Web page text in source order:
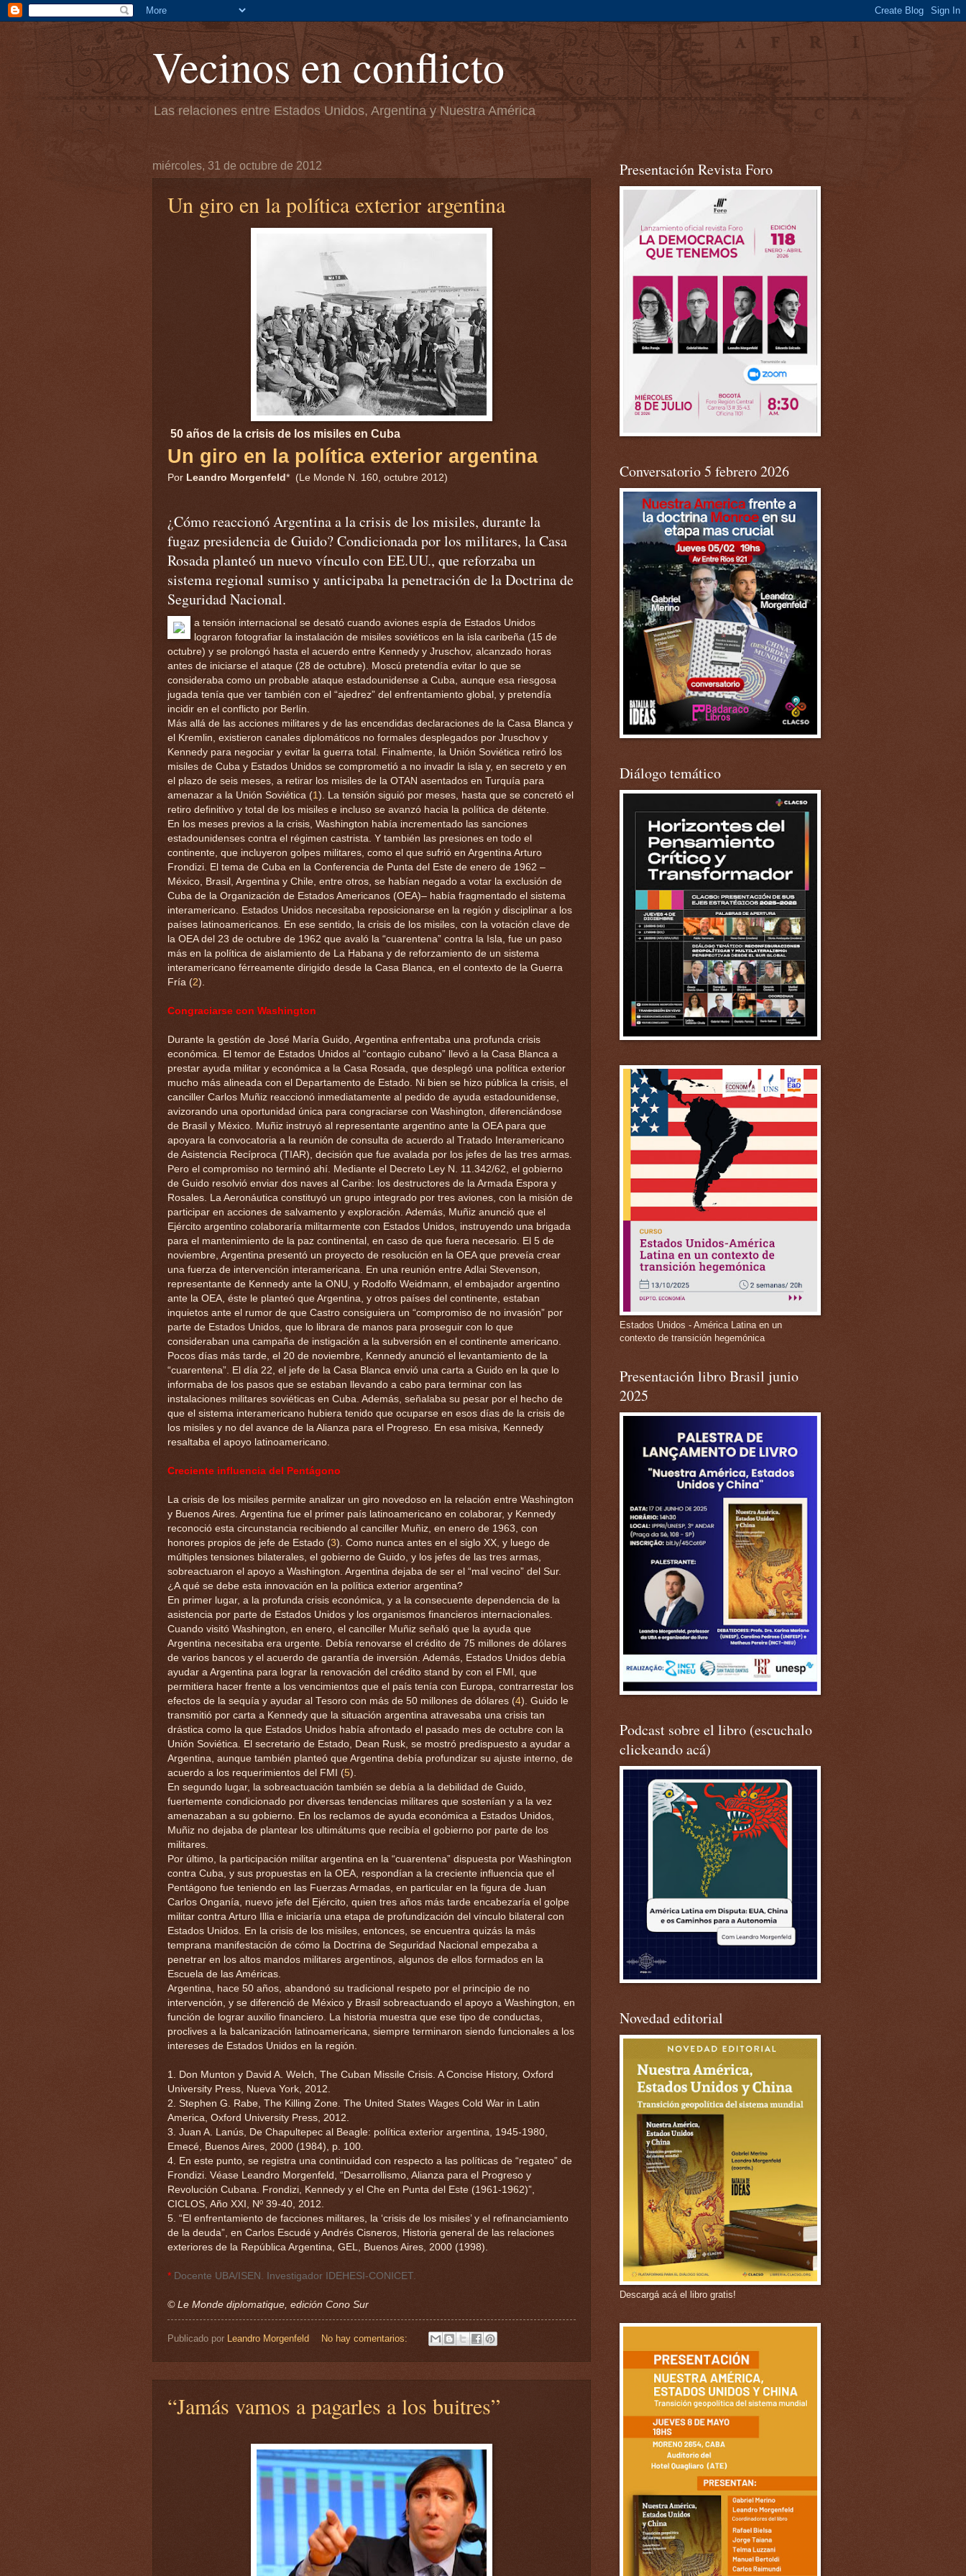
Vecinos en conflicto
Las relaciones entre Estados Unidos, Argentina y Nuestra América
miércoles, 31 de octubre de 2012
Un giro en la política exterior argentina
50 años de la crisis de los misiles en Cuba
Un giro en la política exterior argentina
Por Leandro Morgenfeld * (Le Monde N. 160, octubre 2012)
¿Cómo reaccionó Argentina a la crisis de los misiles, durante la
fugaz presidencia de Guido? Condicionada por los militares, la Casa
Rosada planteó un nuevo vínculo con EE.UU., que reforzaba un
sistema regional sumiso y anticipaba la penetración de la Doctrina de
Seguridad Nacional.
a tensión internacional se desató cuando aviones espía de Estados Unidos
lograron fotografiar la instalación de misiles soviéticos en la isla caribeña (15 de
octubre) y se prolongó hasta el acuerdo entre Kennedy y Jruschov, alcanzado horas
antes de iniciarse el ataque (28 de octubre). Moscú pretendía evitar lo que se
consideraba como un probable ataque estadounidense a Cuba, aunque esa riesgosa
jugada tenía que ver también con el “ajedrez” del enfrentamiento global, y pretendía
incidir en el conflicto por Berlín.
Más allá de las acciones militares y de las encendidas declaraciones de la Casa Blanca y
el Kremlin, existieron canales diplomáticos no formales desplegados por Jruschov y
Kennedy para negociar y evitar la guerra total. Finalmente, la Unión Soviética retiró los
misiles de Cuba y Estados Unidos se comprometió a no invadir la isla y, en secreto y en
el plazo de seis meses, a retirar los misiles de la OTAN asentados en Turquía para
amenazar a la Unión Soviética (1 ). La tensión siguió por meses, hasta que se concretó el
retiro definitivo y total de los misiles e incluso se avanzó hacia la política de détente.
En los meses previos a la crisis, Washington había incrementado las sanciones
estadounidenses contra el régimen castrista. Y también las presiones en todo el
continente, que incluyeron golpes militares, como el que sufrió en Argentina Arturo
Frondizi. El tema de Cuba en la Conferencia de Punta del Este de enero de 1962 –
México, Brasil, Argentina y Chile, entre otros, se habían negado a votar la exclusión de
Cuba de la Organización de Estados Americanos (OEA)– había fragmentado el sistema
interamericano. Estados Unidos necesitaba reposicionarse en la región y disciplinar a los
países latinoamericanos. En ese sentido, la crisis de los misiles, con la votación clave de
la OEA del 23 de octubre de 1962 que avaló la “cuarentena” contra la Isla, fue un paso
más en la política de aislamiento de La Habana y de reforzamiento de un sistema
interamericano férreamente dirigido desde la Casa Blanca, en el contexto de la Guerra
Fría (2).
Congraciarse con Washington
Durante la gestión de José María Guido, Argentina enfrentaba una profunda crisis
económica. El temor de Estados Unidos al “contagio cubano” llevó a la Casa Blanca a
prestar ayuda militar y económica a la Casa Rosada, que desplegó una política exterior
mucho más alineada con el Departamento de Estado. Ni bien se hizo pública la crisis, el
canciller Carlos Muñiz reaccionó inmediatamente al pedido de ayuda estadounidense,
avizorando una oportunidad única para congraciarse con Washington, diferenciándose
de Brasil y México. Muñiz instruyó al representante argentino ante la OEA para que
apoyara la convocatoria a la reunión de consulta de acuerdo al Tratado Interamericano
de Asistencia Recíproca (TIAR), decisión que fue avalada por los jefes de las tres armas.
Pero el compromiso no terminó ahí. Mediante el Decreto Ley N. 11.342/62, el gobierno
de Guido resolvió enviar dos naves al Caribe: los destructores de la Armada Espora y
Rosales. La Aeronáutica constituyó un grupo integrado por tres aviones, con la misión de
participar en acciones de salvamento y exploración. Además, Muñiz anunció que el
Ejército argentino colaboraría militarmente con Estados Unidos, instruyendo una brigada
para el mantenimiento de la paz continental, en caso de que fuera necesario. El 5 de
noviembre, Argentina presentó un proyecto de resolución en la OEA que preveía crear
una fuerza de intervención interamericana. En una reunión entre Adlai Stevenson,
representante de Kennedy ante la ONU, y Rodolfo Weidmann, el embajador argentino
ante la OEA, éste le planteó que Argentina, y otros países del continente, estaban
inquietos ante el rumor de que Castro consiguiera un “compromiso de no invasión” por
parte de Estados Unidos, que lo librara de manos para proseguir con lo que
consideraban una campaña de instigación a la subversión en el continente americano.
Pocos días más tarde, el 20 de noviembre, Kennedy anunció el levantamiento de la
“cuarentena”. El día 22, el jefe de la Casa Blanca envió una carta a Guido en la que lo
informaba de los pasos que se estaban llevando a cabo para terminar con las
instalaciones militares soviéticas en Cuba. Además, señalaba su pesar por el hecho de
que el sistema interamericano hubiera tenido que ocuparse en esos días de la crisis de
los misiles y no del avance de la Alianza para el Progreso. En esa misiva, Kennedy
resaltaba el apoyo latinoamericano.
Creciente influencia del Pentágono
La crisis de los misiles permite analizar un giro novedoso en la relación entre Washington
y Buenos Aires. Argentina fue el primer país latinoamericano en colaborar, y Kennedy
reconoció esta circunstancia recibiendo al canciller Muñiz, en enero de 1963, con
honores propios de jefe de Estado (3). Como nunca antes en el siglo XX, y luego de
múltiples tensiones bilaterales, el gobierno de Guido, y los jefes de las tres armas,
sobreactuaron el apoyo a Washington. Argentina dejaba de ser el “mal vecino” del Sur.
¿A qué se debe esta innovación en la política exterior argentina?
En primer lugar, a la profunda crisis económica, y a la consecuente dependencia de la
asistencia por parte de Estados Unidos y los organismos financieros internacionales.
Cuando visitó Washington, en enero, el canciller Muñiz señaló que la ayuda que
Argentina necesitaba era urgente. Debía renovarse el crédito de 75 millones de dólares
de varios bancos y el acuerdo de garantía de inversión. Además, Estados Unidos debía
ayudar a Argentina para lograr la renovación del crédito stand by con el FMI, que
permitiera hacer frente a los vencimientos que el país tenía con Europa, contrarrestar los
efectos de la sequía y ayudar al Tesoro con más de 50 millones de dólares (4). Guido le
transmitió por carta a Kennedy que la situación argentina atravesaba una crisis tan
drástica como la que Estados Unidos había afrontado el pasado mes de octubre con la
Unión Soviética. El secretario de Estado, Dean Rusk, se mostró predispuesto a ayudar a
Argentina, aunque también planteó que Argentina debía profundizar su ajuste interno, de
acuerdo a los requerimientos del FMI (5).
En segundo lugar, la sobreactuación también se debía a la debilidad de Guido,
fuertemente condicionado por diversas tendencias militares que sostenían y a la vez
amenazaban a su gobierno. En los reclamos de ayuda económica a Estados Unidos,
Muñiz no dejaba de plantear los ultimátums que recibía el gobierno por parte de los
militares.
Por último, la participación militar argentina en la “cuarentena” dispuesta por Washington
contra Cuba, y sus propuestas en la OEA, respondían a la creciente influencia que el
Pentágono fue teniendo en las Fuerzas Armadas, en particular en la figura de Juan
Carlos Onganía, nuevo jefe del Ejército, quien tres años más tarde encabezaría el golpe
militar contra Arturo Illia e iniciaría una etapa de profundización del vínculo bilateral con
Estados Unidos. En la crisis de los misiles, entonces, se encuentra quizás la más
temprana manifestación de cómo la Doctrina de Seguridad Nacional empezaba a
penetrar en los altos mandos militares argentinos, algunos de ellos formados en la
Escuela de las Américas.
Argentina, hace 50 años, abandonó su tradicional respeto por el principio de no
intervención, y se diferenció de México y Brasil sobreactuando el apoyo a Washington, en
función de lograr auxilio financiero. La historia muestra que ese tipo de conductas,
proclives a la balcanización latinoamericana, siempre terminaron siendo funcionales a los
intereses de Estados Unidos en la región.
1. Don Munton y David A. Welch, The Cuban Missile Crisis. A Concise History, Oxford
University Press, Nueva York, 2012.
2. Stephen G. Rabe, The Killing Zone. The United States Wages Cold War in Latin
America, Oxford University Press, 2012.
3. Juan A. Lanús, De Chapultepec al Beagle: política exterior argentina, 1945-1980,
Emecé, Buenos Aires, 2000 (1984), p. 100.
4. En este punto, se registra una continuidad con respecto a las políticas de “regateo” de
Frondizi. Véase Leandro Morgenfeld, “Desarrollismo, Alianza para el Progreso y
Revolución Cubana. Frondizi, Kennedy y el Che en Punta del Este (1961-1962)”,
CICLOS, Año XXI, Nº 39-40, 2012.
5. “El enfrentamiento de facciones militares, la ‘crisis de los misiles’ y el refinanciamiento
de la deuda”, en Carlos Escudé y Andrés Cisneros, Historia general de las relaciones
exteriores de la República Argentina, GEL, Buenos Aires, 2000 (1998).
* Docente UBA/ISEN. Investigador IDEHESI-CONICET.
© Le Monde diplomatique, edición Cono Sur
Publicado por Leandro Morgenfeld No hay comentarios:
“Jamás vamos a pagarles a los buitres”
Presentación Revista Foro
Conversatorio 5 febrero 2026
Diálogo temático
Estados Unidos - América Latina en un
contexto de transición hegemónica
Presentación libro Brasil junio
2025
Podcast sobre el libro (escuchalo
clickeando acá)
Novedad editorial
Descargá acá el libro gratis!